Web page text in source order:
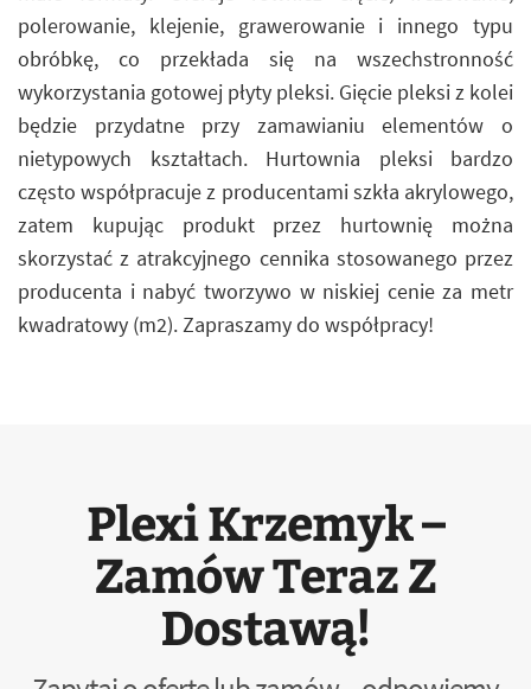
polerowanie, klejenie, grawerowanie i innego typu
obróbkę, co przekłada się na wszechstronność
wykorzystania gotowej płyty pleksi. Gięcie pleksi z kolei
będzie przydatne przy zamawianiu elementów o
nietypowych kształtach. Hurtownia pleksi bardzo
często współpracuje z producentami szkła akrylowego,
zatem kupując produkt przez hurtownię można
skorzystać z atrakcyjnego cennika stosowanego przez
producenta i nabyć tworzywo w niskiej cenie za metr
kwadratowy (m2). Zapraszamy do współpracy!
Plexi Krzemyk –
Zamów Teraz Z
Dostawą!